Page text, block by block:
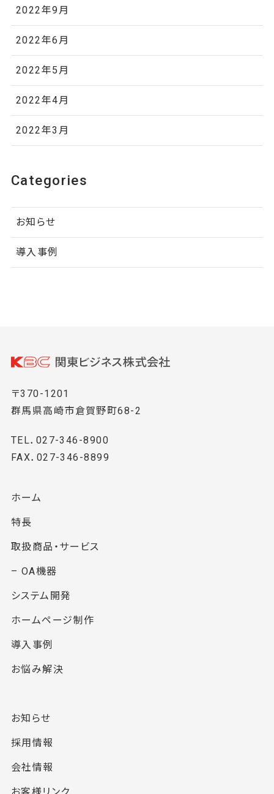
2022年9月
2022年6月
2022年5月
2022年4月
2022年3月
Categories
お知らせ
導入事例
〒370-1201
群馬県高崎市倉賀野町68-2
TEL．027-346-8900
FAX．027-346-8899
ホーム
特長
取扱商品・サービス
– OA機器
システム開発
ホームページ制作
導入事例
お悩み解決
お知らせ
採用情報
会社情報